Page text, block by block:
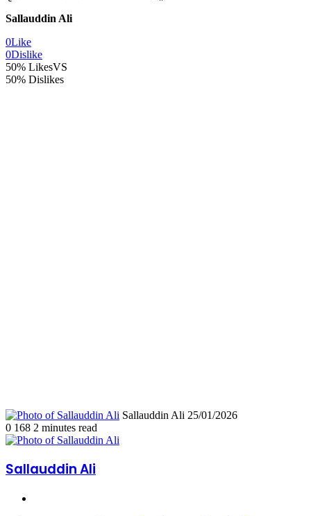
Sallauddin Ali
0Like
0Dislike
50% LikesVS
50% Dislikes
Sallauddin Ali Send
25/01/2026
0 168 2 minutes read
Sallauddin Ali